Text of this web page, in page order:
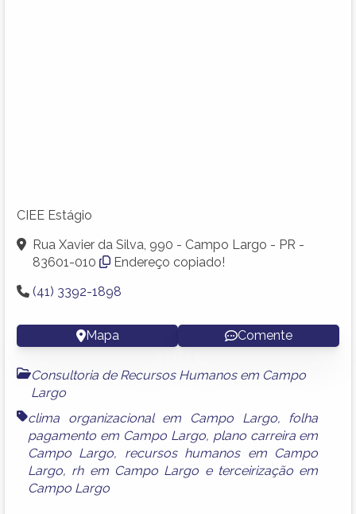
CIEE Estágio
Rua Xavier da Silva, 990 - Campo Largo - PR -
83601-010
Endereço copiado!
(41) 3392-1898
Mapa Comente
Consultoria de Recursos Humanos em Campo
Largo
clima organizacional em Campo Largo, folha
pagamento em Campo Largo, plano carreira em
Campo Largo, recursos humanos em Campo
Largo, rh em Campo Largo e terceirização em
Campo Largo